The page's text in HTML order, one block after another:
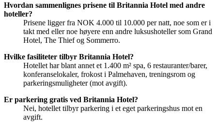
Hvordan sammenlignes prisene til Britannia Hotel med andre
hoteller?
Prisene ligger fra NOK 4.000 til 10.000 per natt, noe som er i
takt med eller noe høyere enn andre luksushoteller som Grand
Hotel, The Thief og Sommerro.
Hvilke fasiliteter tilbyr Britannia Hotel?
Hotellet har blant annet et 1.400 m² spa, 6 restauranter/barer,
konferanselokaler, frokost i Palmehaven, treningsrom og
parkeringsmuligheter (mot avgift).
Er parkering gratis ved Britannia Hotel?
Nei, hotellet tilbyr parkering i et eget parkeringshus mot en
avgift.